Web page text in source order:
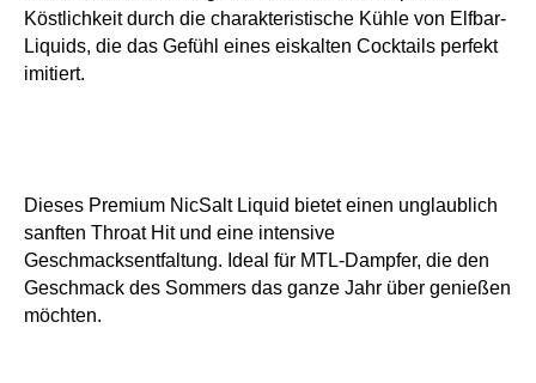
Köstlichkeit durch die charakteristische Kühle von Elfbar-
Liquids, die das Gefühl eines eiskalten Cocktails perfekt
imitiert.
Dieses Premium NicSalt Liquid bietet einen unglaublich
sanften Throat Hit und eine intensive
Geschmacksentfaltung. Ideal für MTL-Dampfer, die den
Geschmack des Sommers das ganze Jahr über genießen
möchten.